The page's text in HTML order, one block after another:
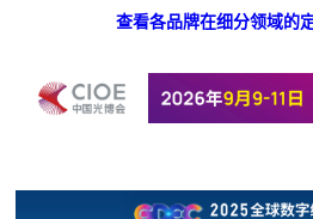
查看各品牌在细分领域的